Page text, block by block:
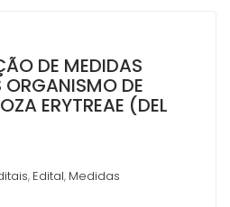
DE MEDIDAS
DE
ERYTREAE (DEL
, Edital, Medidas